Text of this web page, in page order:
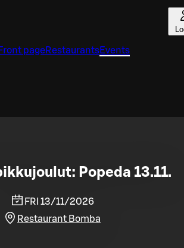
Front pageRestaurantsEvents
Popeda 13.11.
FRI 13/11/2026
Restaurant Bomba